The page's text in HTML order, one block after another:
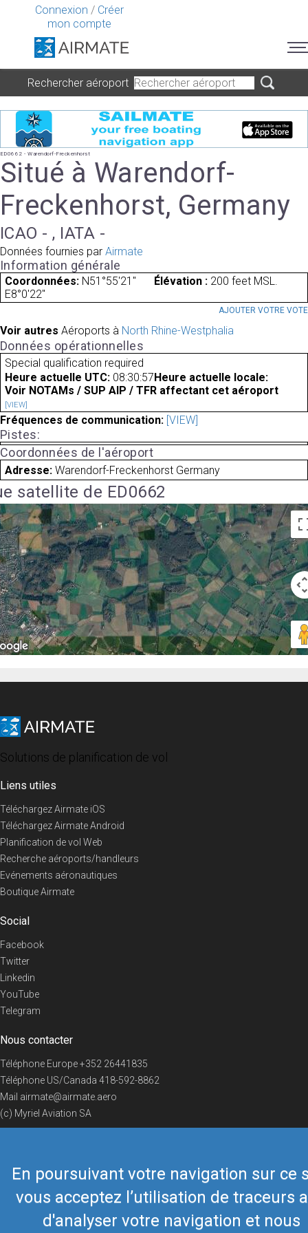
Connexion / Créer
mon compte
En poursuivant votre navigation sur ce
vous acceptez l’utilisation de traceurs
d'analyser votre navigation et nous
Rechercher aéroport
ED0662 - Warendorf-Freckenhorst
Situé à Warendorf-
Freckenhorst, Germany
ICAO - , IATA -
Données fournies par Airmate
Information générale
Coordonnées: N51°55'21"
E8°0'22"
Élévation : 200 feet MSL.
AJOUTER VOTRE VOTE
Voir autres Aéroports à North Rhine-Westphalia
Données opérationnelles
Special qualification required
Heure actuelle UTC: 08:30:57 Heure actuelle locale:
Voir NOTAMs / SUP AIP / TFR affectant cet aéroport
[VIEW]
Fréquences de communication: [VIEW]
Pistes:
Coordonnées de l'aéroport
Adresse: Warendorf-Freckenhorst Germany
satellite de ED0662
Solutions de planification de vol
Liens utiles
Téléchargez Airmate iOS
Téléchargez Airmate Android
Planification de vol Web
Recherche aéroports/handleurs
Evénements aéronautiques
Boutique Airmate
Social
Facebook
Twitter
Linkedin
YouTube
Telegram
Nous contacter
Téléphone Europe+352 26441835
Téléphone US/Canada 418-592-8862
Mail airmate@airmate.aero
(c) Myriel Aviation SA
© 2019 Airmate -Conditions d'utilisation- Vie privée Back to top